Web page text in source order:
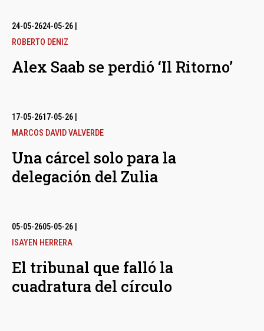
24-05-2624-05-26
ROBERTO DENIZ
Alex Saab se perdió ‘Il Ritorno’
17-05-2617-05-26
MARCOS DAVID VALVERDE
Una cárcel solo para la
delegación del Zulia
05-05-2605-05-26
ISAYEN HERRERA
El tribunal que falló la
cuadratura del círculo